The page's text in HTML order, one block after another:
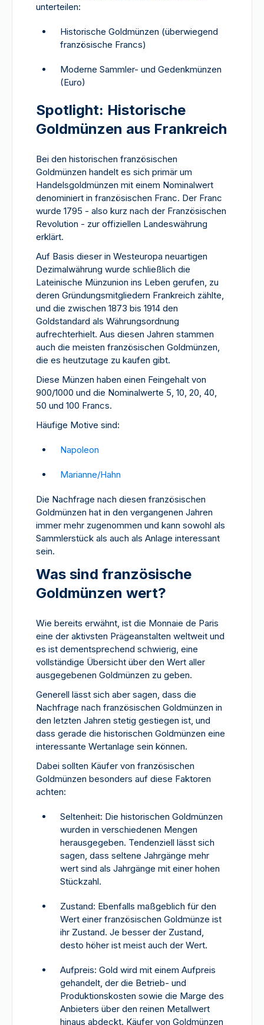
unterteilen:
Historische Goldmünzen (überwiegend
französische Francs)
Moderne Sammler- und Gedenkmünzen
(Euro)
Spotlight: Historische
Goldmünzen aus Frankreich
Bei den historischen französischen
Goldmünzen handelt es sich primär um
Handelsgoldmünzen mit einem Nominalwert
denominiert in französischen Franc. Der Franc
wurde 1795 - also kurz nach der Französischen
Revolution - zur offiziellen Landeswährung
erklärt.
Auf Basis dieser in Westeuropa neuartigen
Dezimalwährung wurde schließlich die
Lateinische Münzunion ins Leben gerufen, zu
deren Gründungsmitgliedern Frankreich zählte,
und die zwischen 1873 bis 1914 den
Goldstandard als Währungsordnung
aufrechterhielt. Aus diesen Jahren stammen
auch die meisten französischen Goldmünzen,
die es heutzutage zu kaufen gibt.
Diese Münzen haben einen Feingehalt von
900/1000 und die Nominalwerte 5, 10, 20, 40,
50 und 100 Francs.
Häufige Motive sind:
Napoleon
Marianne/Hahn
Die Nachfrage nach diesen französischen
Goldmünzen hat in den vergangenen Jahren
immer mehr zugenommen und kann sowohl als
Sammlerstück als auch als Anlage interessant
sein.
Was sind französische
Goldmünzen wert?
Wie bereits erwähnt, ist die Monnaie de Paris
eine der aktivsten Prägeanstalten weltweit und
es ist dementsprechend schwierig, eine
vollständige Übersicht über den Wert aller
ausgegebenen Goldmünzen zu geben.
Generell lässt sich aber sagen, dass die
Nachfrage nach französischen Goldmünzen in
den letzten Jahren stetig gestiegen ist, und
dass gerade die historischen Goldmünzen eine
interessante Wertanlage sein können.
Dabei sollten Käufer von französischen
Goldmünzen besonders auf diese Faktoren
achten:
Seltenheit: Die historischen Goldmünzen
wurden in verschiedenen Mengen
herausgegeben. Tendenziell lässt sich
sagen, dass seltene Jahrgänge mehr
wert sind als Jahrgänge mit einer hohen
Stückzahl.
Zustand: Ebenfalls maßgeblich für den
Wert einer französischen Goldmünze ist
ihr Zustand. Je besser der Zustand,
desto höher ist meist auch der Wert.
Aufpreis: Gold wird mit einem Aufpreis
gehandelt, der die Betrieb- und
Produktionskosten sowie die Marge des
Anbieters über den reinen Metallwert
hinaus abdeckt. Käufer von Goldmünzen